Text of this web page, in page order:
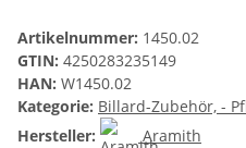
Artikelnummer: 1450.02
GTIN: 4250283235149
HAN: W1450.02
Kategorie: Billard-Zubehör, -
Hersteller:
Aramith